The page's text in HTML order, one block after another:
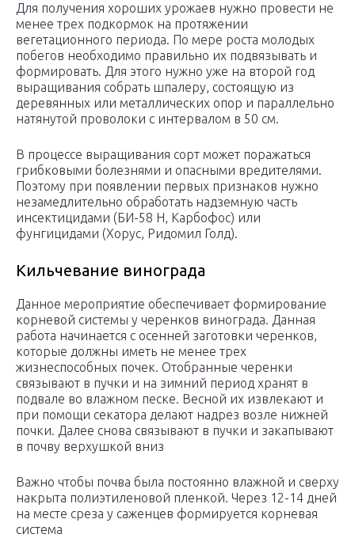
Для получения хороших урожаев нужно провести не
менее трех подкормок на протяжении
вегетационного периода. По мере роста молодых
побегов необходимо правильно их подвязывать и
формировать. Для этого нужно уже на второй год
выращивания собрать шпалеру, состоящую из
деревянных или металлических опор и параллельно
натянутой проволоки с интервалом в 50 см.
В процессе выращивания сорт может поражаться
грибковыми болезнями и опасными вредителями.
Поэтому при появлении первых признаков нужно
незамедлительно обработать надземную часть
инсектицидами (БИ-58 Н, Карбофос) или
фунгицидами (Хорус, Ридомил Голд).
Кильчевание винограда
Данное мероприятие обеспечивает формирование
корневой системы у черенков винограда. Данная
работа начинается с осенней заготовки черенков,
которые должны иметь не менее трех
жизнеспособных почек. Отобранные черенки
связывают в пучки и на зимний период хранят в
подвале во влажном песке. Весной их извлекают и
при помощи секатора делают надрез возле нижней
почки. Далее снова связывают в пучки и закапывают
в почву верхушкой вниз
Важно чтобы почва была постоянно влажной и сверху
накрыта полиэтиленовой пленкой. Через 12-14 дней
на месте среза у саженцев формируется корневая
система